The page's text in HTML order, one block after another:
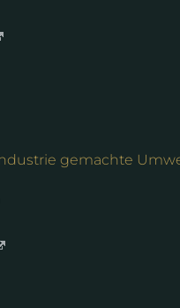
gemachte